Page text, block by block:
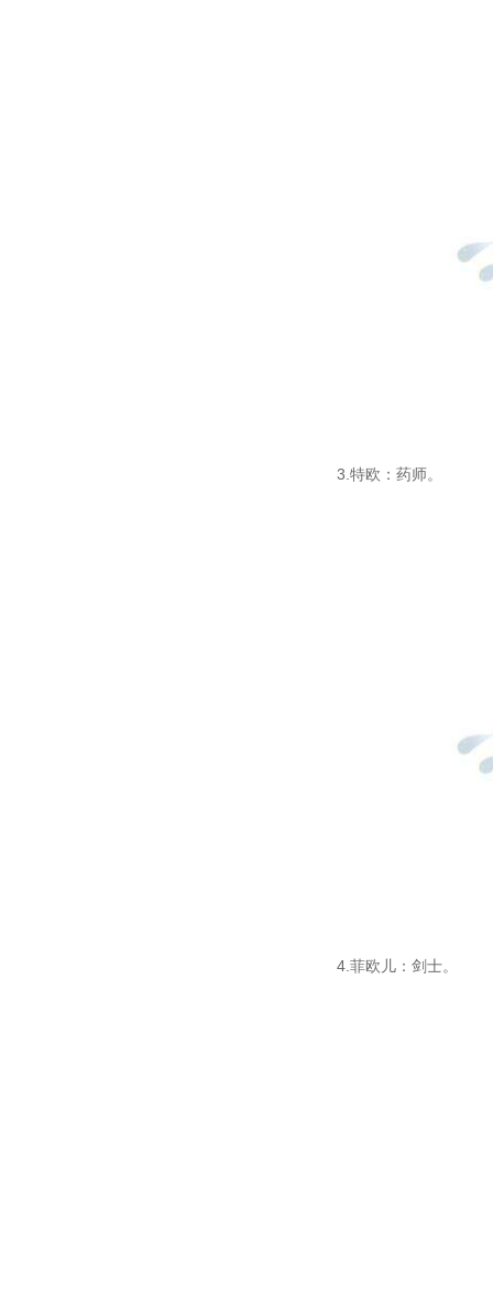
3.特欧：药师。
4.菲欧儿：剑士。